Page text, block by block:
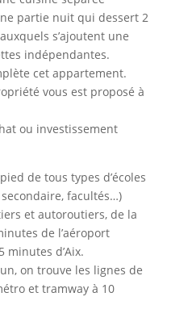
partie nuit qui dessert 2
s’ajoutent une
indépendantes.
cet appartement.
vous est proposé à
ou investissement
de tous types d’écoles
facultés…)
et autoroutiers, de la
de l’aéroport
minutes d’Aix.
on trouve les lignes de
et tramway à 10